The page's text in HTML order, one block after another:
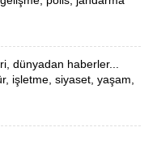
dünyadan haberler...
işletme, siyaset, yaşam,